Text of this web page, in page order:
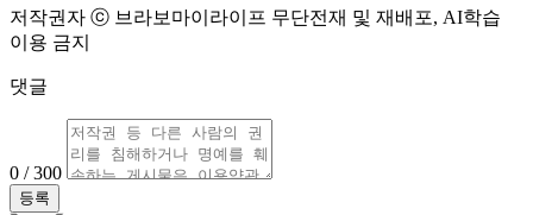
저작권자 ⓒ 브라보마이라이프 무단전재 및 재배포, AI학습
이용 금지
댓글
0 / 300